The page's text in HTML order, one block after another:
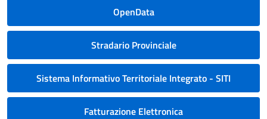
OpenData
Stradario Provinciale
Sistema Informativo Territoriale Integrato - SITI
Fatturazione Elettronica